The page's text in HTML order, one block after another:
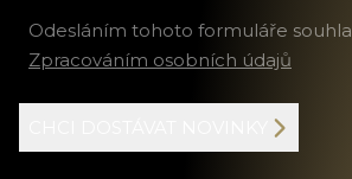
Odesláním tohoto formuláře
Zpracováním osobních údajů